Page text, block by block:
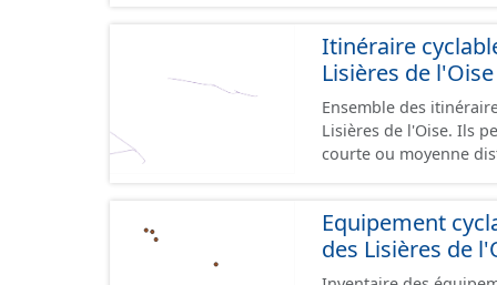
Itinéraire
Lisières de l'Oise
Ensemble des
Lisières de l'Oise. Ils
courte ou moyenne
et en milieu urbain :
bandes cyclables ou jalonnement sur
Equipement
des Lisières de